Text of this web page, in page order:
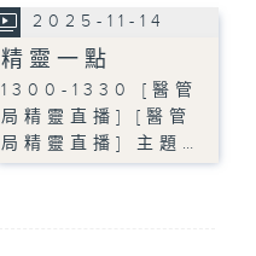
2025-11-14
精靈一點
1300-1330 [醫管
局精靈直播] [醫管
局精靈直播] 主題…